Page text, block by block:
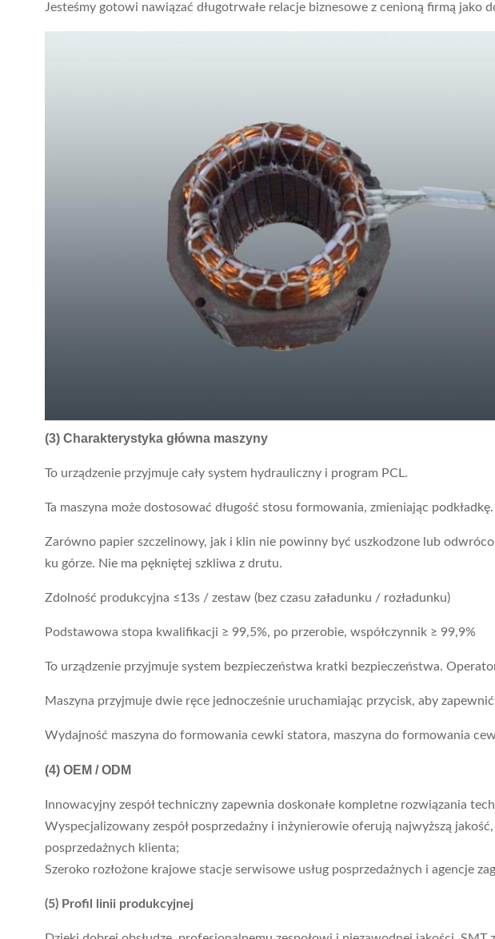
Jesteśmy gotowi nawiązać długotrwałe relacje biznesowe z cenioną firmą
(3) Charakterystyka główna maszyny
To urządzenie przyjmuje cały system hydrauliczny i program PCL.
Ta maszyna może dostosować długość stosu formowania, zmieniając podkładkę.
Zarówno papier szczelinowy, jak i klin nie powinny być uszkodzone lub
ku górze. Nie ma pękniętej szkliwa z drutu.
Zdolność produkcyjna ≤13s / zestaw (bez czasu załadunku / rozładunku)
Podstawowa stopa kwalifikacji ≥ 99,5%, po przerobie, współczynnik ≥ 99,9%
To urządzenie przyjmuje system bezpieczeństwa kratki bezpieczeństwa.
Maszyna przyjmuje dwie ręce jednocześnie uruchamiając przycisk, aby
Wydajność maszyna do formowania cewki statora, maszyna do formowania
(4) OEM / ODM
Innowacyjny zespół techniczny zapewnia doskonałe kompletne rozwiązania
Wyspecjalizowany zespół posprzedażny i inżynierowie oferują najwyższą
posprzedażnych klienta;
Szeroko rozłożone krajowe stacje serwisowe usług posprzedażnych i agencje
(5) Profil linii produkcyjnej